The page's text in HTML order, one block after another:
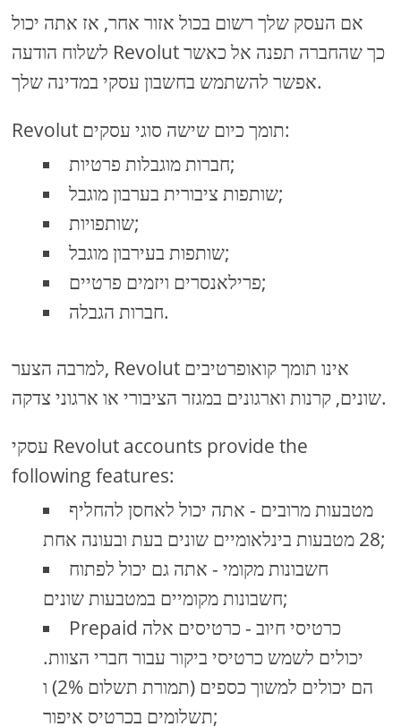
אם העסק שלך רשום בכול אזור אחר, אז אתה יכול
לשלוח הודעה Revolut כך שהחברה תפנה אל כאשר
אפשר להשתמש בחשבון עסקי במדינה שלך.
Revolut תומך כיום שישה סוגי עסקים:
חברות מוגבלות פרטיות;
שותפות ציבורית בערבון מוגבל;
שותפויות;
שותפות בעירבון מוגבל;
פרילאנסרים ויזמים פרטיים;
חברות הגבלה.
למרבה הצער, Revolut אינו תומך קואופרטיבים
שונים, קרנות וארגונים במגזר הציבורי או ארגוני צדקה.
עסקי Revolut accounts provide the
following features:
מטבעות מרובים - אתה יכול לאחסן להחליף
28 מטבעות בינלאומיים שונים בעת ובעונה אחת;
חשבונות מקומי - אתה גם יכול לפתוח
חשבונות מקומיים במטבעות שונים;
Prepaid כרטיסי חיוב - כרטיסים אלה
יכולים לשמש כרטיסי ביקור עבור חברי הצוות.
הם יכולים למשוך כספים (תמורת תשלום 2%) ו
תשלומים בכרטיס איפור;